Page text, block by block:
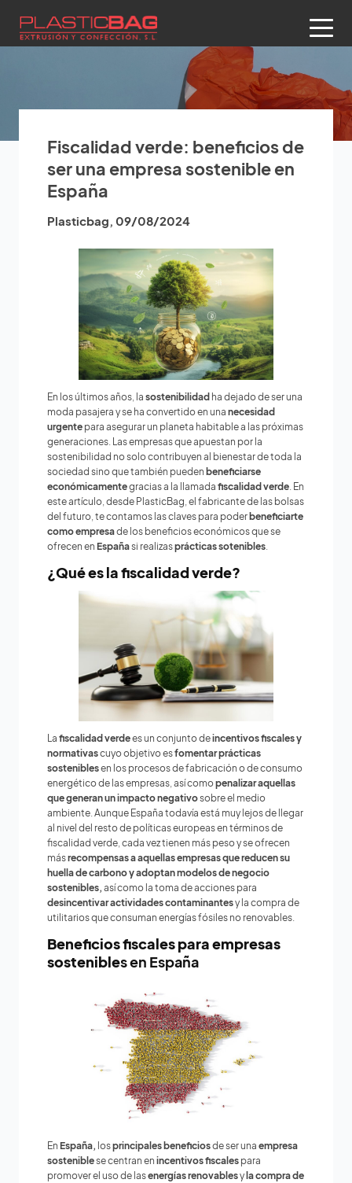
Fiscalidad verde: beneficios de
ser una empresa sostenible en
España
Plasticbag, 09/08/2024
En los últimos años, la sostenibilidad ha dejado de ser una
moda pasajera y se ha convertido en una necesidad
urgentepara asegurar un planeta habitable a las próximas
generaciones. Las empresas que apuestan por la
sostenibilidad no solo contribuyen al bienestar de toda la
sociedad sino que también pueden beneficiarse
económicamentegracias a la llamada fiscalidad verde. En
este artículo, desde PlasticBag, el fabricante de las bolsas
del futuro, te contamos las claves para poder beneficiarte
como empresade los beneficios económicos que se
ofrecen en Españasi realizasprácticas sotenibles.
¿Qué es la fiscalidad verde?
La fiscalidad verdees un conjunto deincentivos fiscales y
normativascuyo objetivo esfomentar prácticas
sosteniblesen los procesos de fabricación o de consumo
energético de las empresas, así comopenalizar aquellas
que generan un impacto negativosobre el medio
ambiente. Aunque España todavía está muy lejos de llegar
al nivel del resto de políticas europeas en términos de
fiscalidad verde, cada vez tienen más peso y se ofrecen
másrecompensas a aquellas empresas que reducen su
huella de carbono y adoptan modelos de negocio
sostenibles, así como la toma de acciones para
desincentivar actividades contaminantesy la compra de
utilitarios que consuman energías fósiles no renovables.
Beneficios fiscales para empresas
sostenibles en España
En España, losprincipales beneficiosdeseruna empresa
sosteniblese centran en incentivos fiscalespara
promover el uso de lasenergías renovablesyla compra de